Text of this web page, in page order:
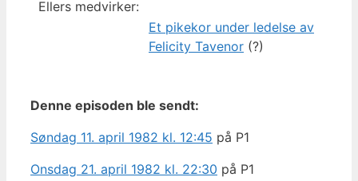
Ellers medvirker:
Et pikekor under ledelse av
Felicity Tavenor (?)
Denne episoden ble sendt:
Søndag 11. april 1982 kl. 12:45 på P1
Onsdag 21. april 1982 kl. 22:30 på P1